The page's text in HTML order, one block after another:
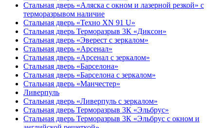
Стальная дверь «Аляска с окном и лазерной резкой» с
терморазрывом наличие
Стальная дверь «Техно XN 91 U»
Стальная дверь Терморазрыв 3К «Диксон»
Стальная дверь «Эверест с зеркалом»
Стальная дверь «Арсенал»
Стальная дверь «Арсенал с зеркалом»
Стальная дверь «Барселона»
Стальная дверь «Барселона с зеркалом»
Стальная дверь «Манчестер»
Ливерпуль
Стальная дверь «Ливерпуль с зеркалом»
Стальная дверь Терморазрыв 3К «Эльбрус»
Стальная дверь Терморазрыв 3К «Эльбрус с окном и